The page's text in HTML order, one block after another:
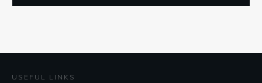
USEFUL LINKS